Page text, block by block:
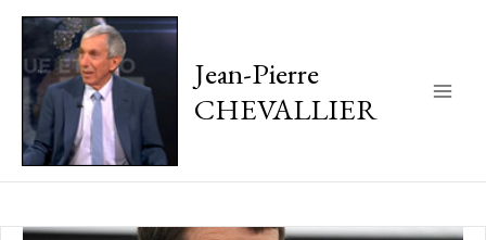
Jean-Pierre
CHEVALLIER